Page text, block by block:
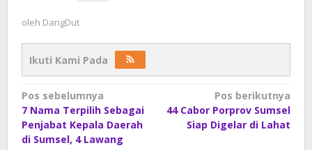
oleh DangDut
Ikuti Kami Pada
Navigasi
pos
Pos sebelumnya
7 Nama Terpilih Sebagai
Penjabat Kepala Daerah
di Sumsel, 4 Lawang
Pos berikutnya
44 Cabor Porprov Sumsel
Siap Digelar di Lahat